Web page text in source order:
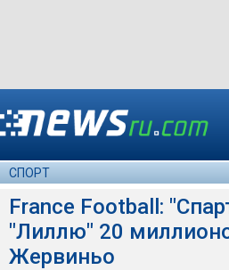
СПОРТ
France Football:
"Лиллю" 20
Жервиньо